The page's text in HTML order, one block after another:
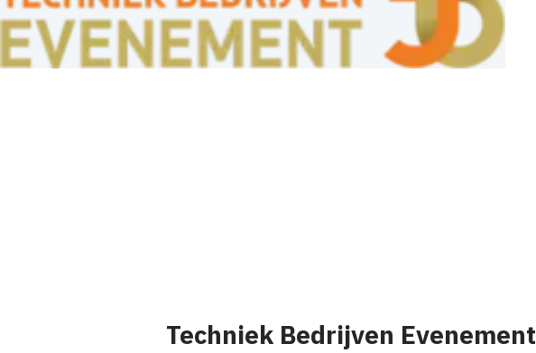
Techniek Bedrijven Evenement